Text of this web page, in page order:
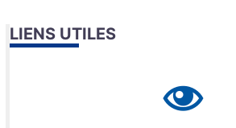
LIENS UTILES